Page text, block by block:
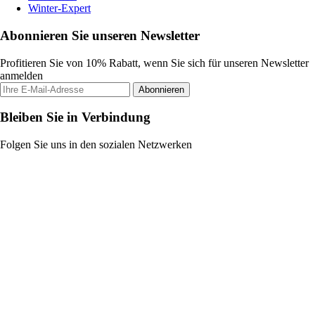
Winter-Expert
Abonnieren Sie unseren Newsletter
Profitieren Sie von 10% Rabatt, wenn Sie sich für unseren Newsletter
anmelden
Abonnieren
Bleiben Sie in Verbindung
Folgen Sie uns in den sozialen Netzwerken